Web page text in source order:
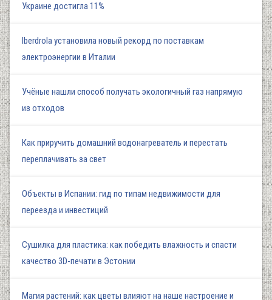
Украине достигла 11%
Iberdrola установила новый рекорд по поставкам
электроэнергии в Италии
Учёные нашли способ получать экологичный газ напрямую
из отходов
Как приручить домашний водонагреватель и перестать
переплачивать за свет
Объекты в Испании: гид по типам недвижимости для
переезда и инвестиций
Сушилка для пластика: как победить влажность и спасти
качество 3D-печати в Эстонии
Магия растений: как цветы влияют на наше настроение и